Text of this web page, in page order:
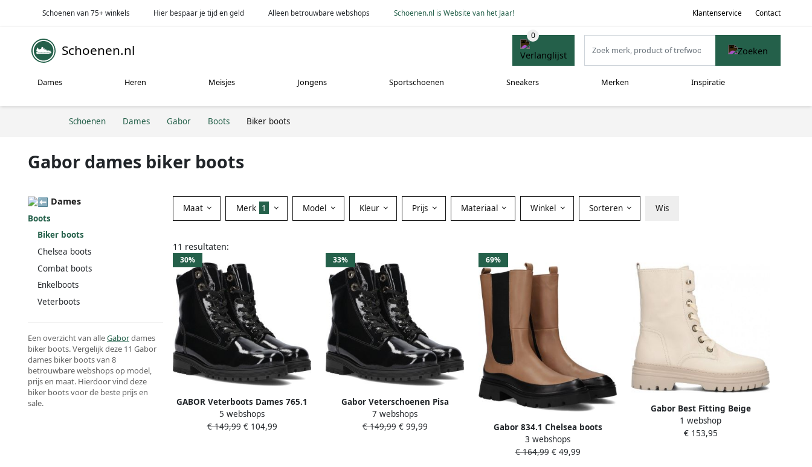
Schoenen van 75+ winkels Hier bespaar je tijd en geld Alleen betrouwbare webshops Schoenen.nl is Website van het Jaar! Klantenservice Contact
Schoenen.nl
Dames Heren Meisjes Jongens Sportschoenen Sneakers Merken Inspiratie
Schoenen Dames Gabor Boots Biker boots
Gabor dames biker boots
Dames
Boots
Biker boots
Chelsea boots
Combat boots
Enkelboots
Veterboots
Een overzicht van alleGabordames
biker boots. Vergelijk deze 11 Gabor
dames biker boots van 8
betrouwbare webshops op model,
prijs en maat. Hierdoor vind deze
biker boots voor de beste prijs en
sale.
Maat Merk 1 Model Kleur Prijs Materiaal Winkel Sorteren Wis
11 resultaten:
30%
GABOR Veterboots Dames 765.1
Maat: 40 5 Materiaal: Lakleer
Kleur: Zwart
5 webshops
€ 149,99€ 104,99
33%
Gabor Veterschoenen Pisa
blokhak veterschoen comfort
schoen in breedte h
7 webshops
€ 149,99€ 99,99
69%
Gabor 834.1 Chelsea boots
Enkellaarsjes Dames Camel
3 webshops
€ 164,99€ 49,99
Gabor Best Fitting Beige
Veterboot Uitneembaar Voetbed
1 webshop
€ 153,95